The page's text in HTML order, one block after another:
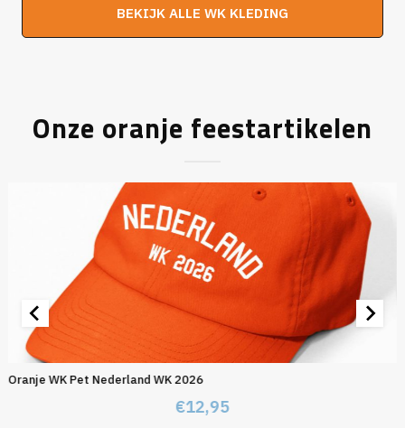
BEKIJK ALLE WK KLEDING
Onze oranje feestartikelen
Oranje WK Pet Nederland WK 2026
€12,95